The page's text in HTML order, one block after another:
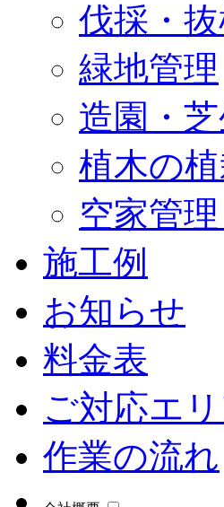
伐採・
緑地管理
造園・
植木の
空家管
施工例
お知らせ
料金表
ご対応エ
作業の流れ